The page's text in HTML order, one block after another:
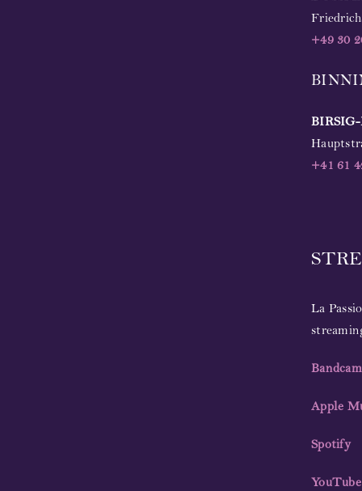
+49 30
+41 61
La
Apple
Spotify